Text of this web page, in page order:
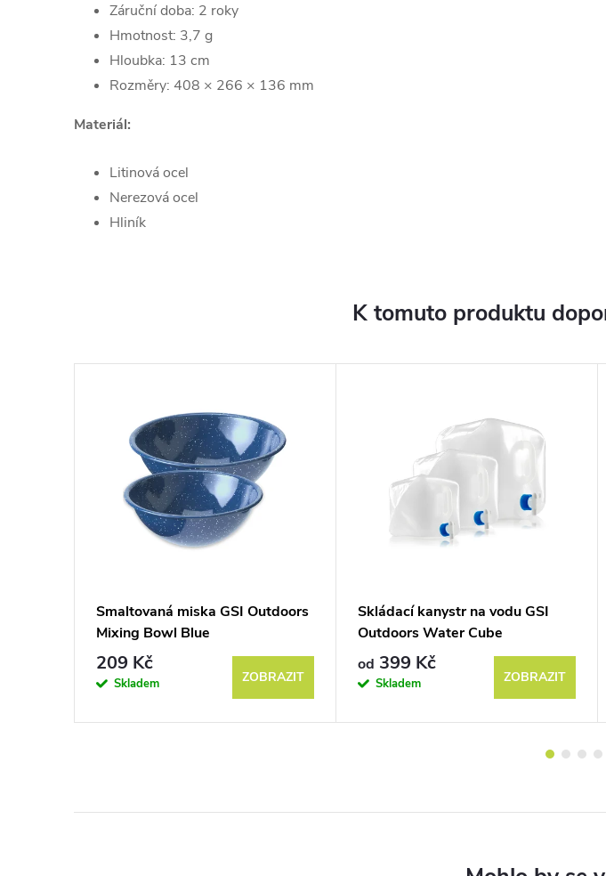
Záruční doba: 2 roky
Hmotnost: 3,7 g
Hloubka: 13 cm
Rozměry: 408 × 266 × 136 mm
Materiál:
Litinová ocel
Nerezová ocel
Hliník
K tomuto produktu
Smaltovaná miska GSI Outdoors
Mixing Bowl Blue
209 Kč
Skladem ZOBRAZIT
Skládací kanystr na vodu GSI
Outdoors Water Cube
od 399 Kč
Skladem ZOBRAZIT